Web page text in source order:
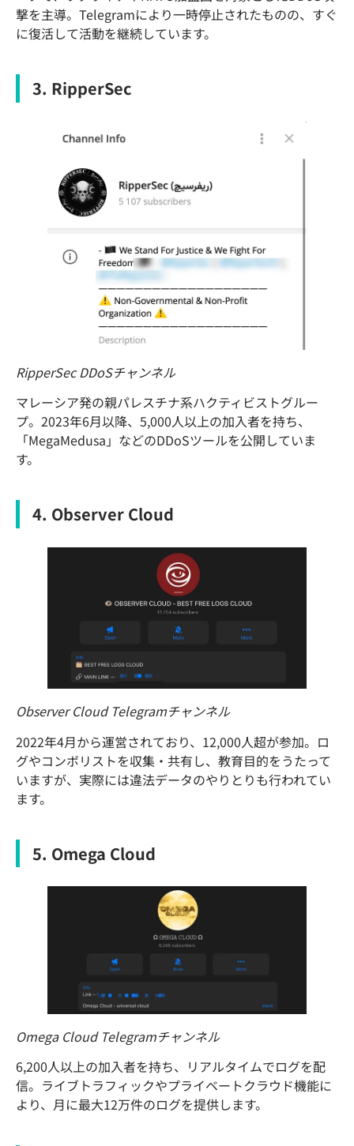
撃を主導。Telegramにより一時停止されたものの、すぐ
に復活して活動を継続しています。
3. RipperSec
RipperSec DDoSチャンネル
マレーシア発の親パレスチナ系ハクティビストグルー
プ。2023年6月以降、5,000人以上の加入者を持ち、
「MegaMedusa」などのDDoSツールを公開していま
す。
4. Observer Cloud
Observer Cloud Telegramチャンネル
2022年4月から運営されており、12,000人超が参加。ロ
グやコンボリストを収集・共有し、教育目的をうたって
いますが、実際には違法データのやりとりも行われてい
ます。
5. Omega Cloud
Omega Cloud Telegramチャンネル
6,200人以上の加入者を持ち、リアルタイムでログを配
信。ライブトラフィックやプライベートクラウド機能に
より、月に最大12万件のログを提供します。